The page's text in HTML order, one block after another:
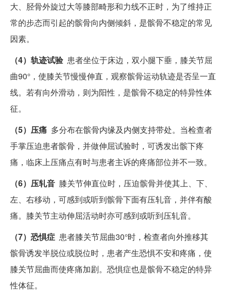
大、胫骨外旋过大等膝部畸形和力线不正时，为了维持正
常的步态而引起的髌骨向内侧倾斜，是髌骨不稳定的常见
因素。
（4）轨迹试验 患者坐位于床边，双小腿下垂，膝关节屈
曲90°，使膝关节慢慢伸直，观察髌骨运动轨迹是否呈一直
线。若有向外滑动，则为阳性，是髌骨不稳定的特异性体
征。
（5）压痛 多分布在髌骨内缘及内侧支持带处。当检查者
手掌压迫患者髌骨，并做伸屈试验时，可诱发出髌下疼
痛，临床上压痛点有时与患者主诉的疼痛部位并不一致。
（6）压轧音 膝关节伸直位时，压迫髌骨并使其上、下、
左、右移动，可感到或听到髌骨下面有压轧音，并伴有酸
痛。膝关节主动伸屈活动时亦可感到或听到压轧音。
（7）恐惧症 患者膝关节屈曲30°时，检查者向外推移其
髌骨诱发半脱位或脱位时，患者产生恐惧不安和疼痛，使
膝关节屈曲而使疼痛加剧。恐惧症也是髌骨不稳定的特异
性体征。